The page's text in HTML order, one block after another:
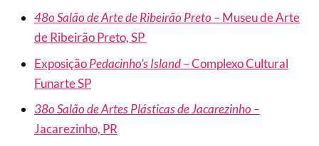
48o Salão de Arte de Ribeirão Preto – Museu de Arte
de Ribeirão Preto, SP
ExposiçãoPedacinho’s Island– Complexo Cultural
Funarte SP
38o Salão de Artes Plásticas de Jacarezinho –
Jacarezinho, PR